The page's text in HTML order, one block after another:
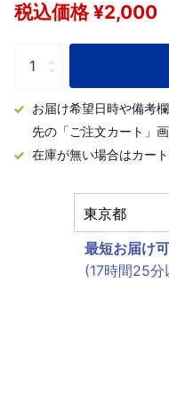
税込価格 ¥2,000
お届け希望日時や備考
先の「ご注文カート」
在庫が無い場合はカー
最短お届け
(17時間25分